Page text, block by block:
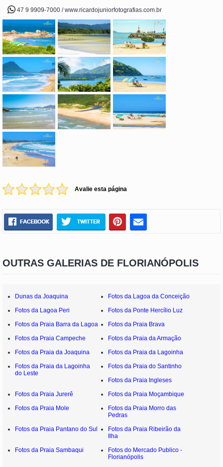
47 9 9909-7000 / www.ricardojuniorfotografias.com.br
Avalie esta página
OUTRAS GALERIAS DE FLORIANÓPOLIS
Dunas da Joaquina
Fotos da Lagoa da Conceição
Fotos da Lagoa Peri
Fotos da Ponte Hercílio Luz
Fotos da Praia Barra da Lagoa
Fotos da Praia Brava
Fotos da Praia Campeche
Fotos da Praia da Armação
Fotos da Praia da Joaquina
Fotos da Praia da Lagoinha
Fotos da Praia da Lagoinha
do Leste
Fotos da Praia do Santinho
Fotos da Praia Ingleses
Fotos da Praia Jurerê
Fotos da Praia Moçambique
Fotos da Praia Mole
Fotos da Praia Morro das
Pedras
Fotos da Praia Pantano do Sul
Fotos da Praia Ribeirão da
Ilha
Fotos da Praia Sambaqui
Fotos do Mercado Publico -
Florianópolis